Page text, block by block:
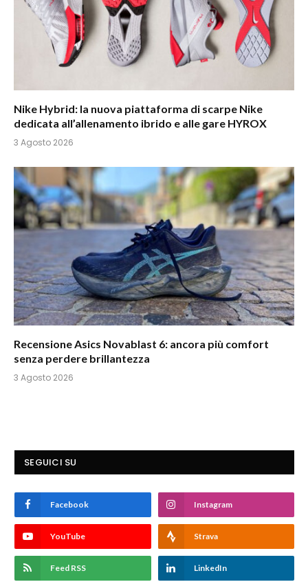
Nike Hybrid: la nuova piattaforma di scarpe Nike
dedicata all’allenamento ibrido e alle gare HYROX
3 Agosto 2026
Recensione Asics Novablast 6: ancora più comfort
senza perdere brillantezza
3 Agosto 2026
SEGUICI SU
Facebook Instagram
YouTube Strava
Feed RSS LinkedIn